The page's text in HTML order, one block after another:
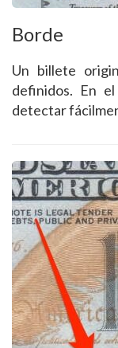
Borde
Un billete
definidos. En
detectar